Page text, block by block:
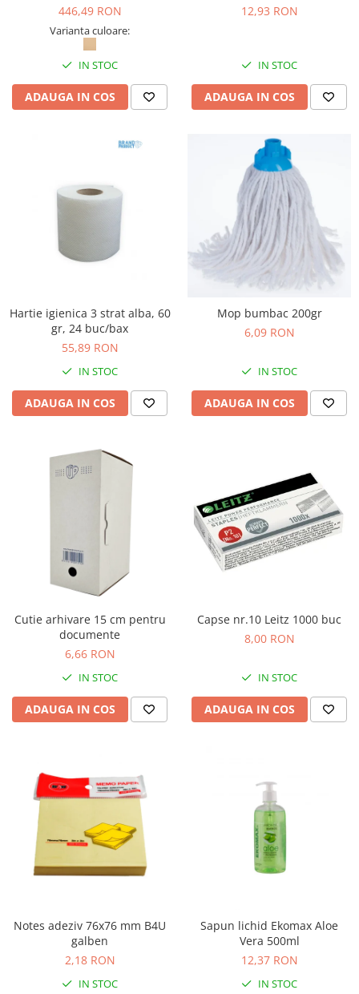
446,49 RON
Varianta culoare:
IN STOC
ADAUGA IN COS
12,93 RON
IN STOC
ADAUGA IN COS
Hartie igienica 3 strat alba, 60
gr, 24 buc/bax
55,89 RON
IN STOC
ADAUGA IN COS
Mop bumbac 200gr
6,09 RON
IN STOC
ADAUGA IN COS
Cutie arhivare 15 cm pentru
documente
6,66 RON
IN STOC
ADAUGA IN COS
Capse nr.10 Leitz 1000 buc
8,00 RON
IN STOC
ADAUGA IN COS
Notes adeziv 76x76 mm B4U
galben
2,18 RON
IN STOC
Sapun lichid Ekomax Aloe
Vera 500ml
12,37 RON
IN STOC